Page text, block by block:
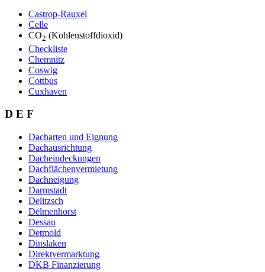
Castrop-Rauxel
Celle
CO2 (Kohlenstoffdioxid)
Checkliste
Chemnitz
Coswig
Cottbus
Cuxhaven
D E F
Dacharten und Eignung
Dachausrichtung
Dacheindeckungen
Dachflächenvermietung
Dachneigung
Darmstadt
Delitzsch
Delmenhorst
Dessau
Detmold
Dinslaken
Direktvermarktung
DKB Finanzierung